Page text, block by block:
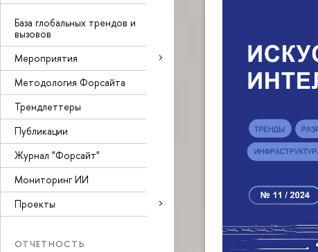
База глобальных трендов и
вызовов
Мероприятия
Методология Форсайта
Трендлеттеры
Публикации
Журнал "Форсайт"
Мониторинг ИИ
Проекты
ОТЧЕТНОСТЬ